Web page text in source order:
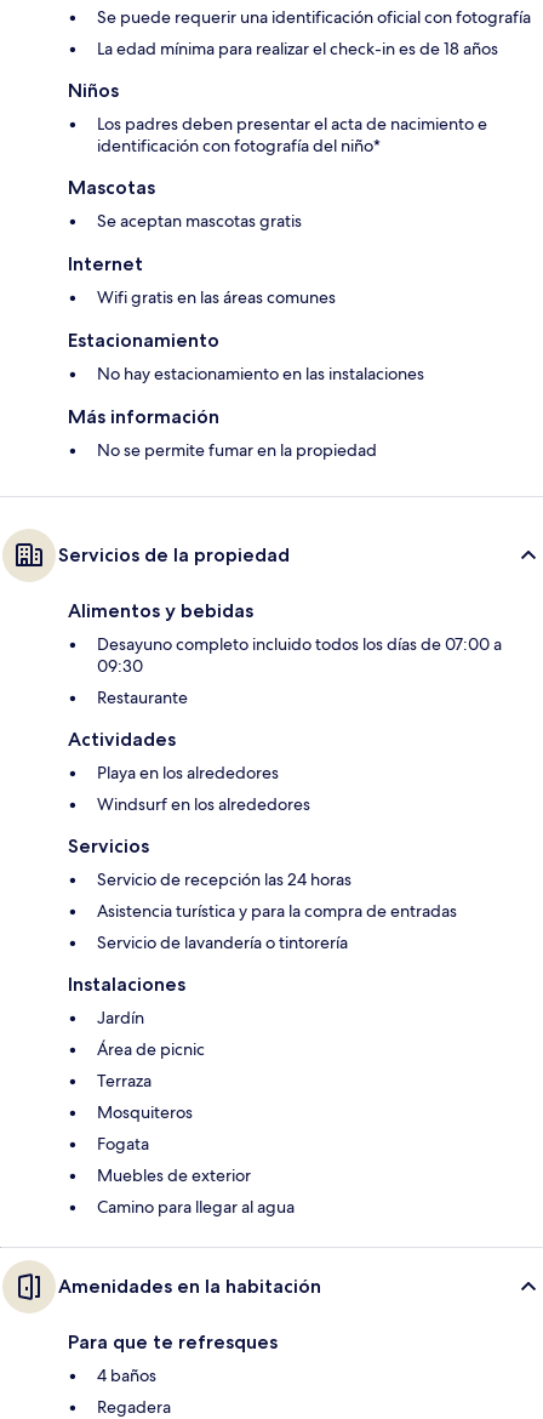
Se puede requerir una identificación oficial con fotografía
La edad mínima para realizar el check-in es de 18 años
Niños
Los padres deben presentar el acta de nacimiento e
identificación con fotografía del niño*
Mascotas
Se aceptan mascotas gratis
Internet
Wifi gratis en las áreas comunes
Estacionamiento
No hay estacionamiento en las instalaciones
Más información
No se permite fumar en la propiedad
Servicios de la propiedad
Alimentos y bebidas
Desayuno completo incluido todos los días de 07:00 a
09:30
Restaurante
Actividades
Playa en los alrededores
Windsurf en los alrededores
Servicios
Servicio de recepción las 24 horas
Asistencia turística y para la compra de entradas
Servicio de lavandería o tintorería
Instalaciones
Jardín
Área de picnic
Terraza
Mosquiteros
Fogata
Muebles de exterior
Camino para llegar al agua
Amenidades en la habitación
Para que te refresques
4 baños
Regadera